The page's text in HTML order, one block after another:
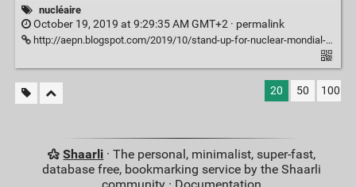
nucléaire
October 19, 2019 at 9:29:35 AM GMT+2 · permalink
http://aepn.blogspot.com/2019/10/stand-up-for-nuclear-mondial-tous-paris.html
20 50 100
Shaarli · The personal, minimalist, super-fast,
database free, bookmarking service by the Shaarli